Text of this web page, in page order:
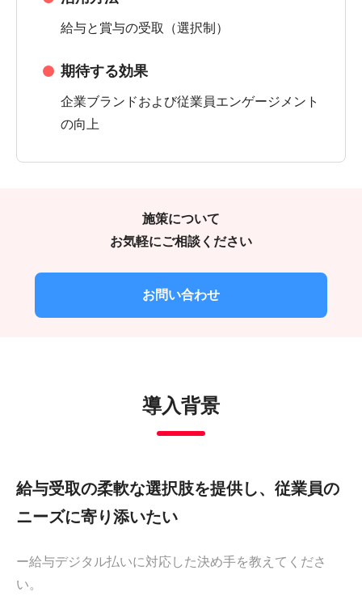
給与と賞与の受取（選択制）
期待する効果
企業ブランドおよび従業員エンゲージメント
の向上
施策について
お気軽にご相談ください
お問い合わせ
導入背景
給与受取の柔軟な選択肢を提供し、従業員の
ニーズに寄り添いたい
ー給与デジタル払いに対応した決め手を教えてくださ
い。